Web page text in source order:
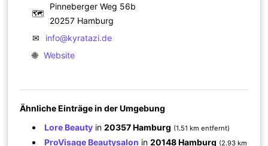
🗺
Pinneberger Weg 56b
20257 Hamburg
✉
info@kyratazi.de
🌐 Website
Ähnliche Einträge in der Umgebung
Lore Beauty in20357 Hamburg (1.51 km entfernt)
ProVisage Beautysalon in20148 Hamburg (2.93 km